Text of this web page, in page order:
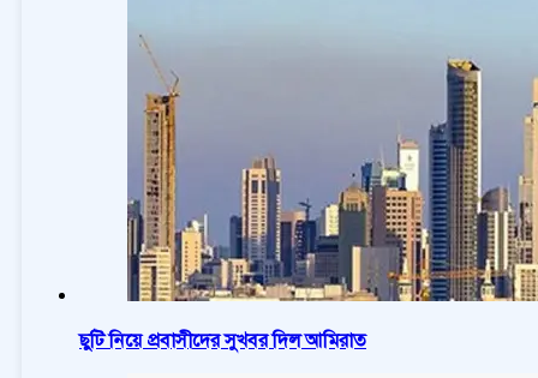
ছুটি নিয়ে প্রবাসীদের সুখবর দিল আমিরাত